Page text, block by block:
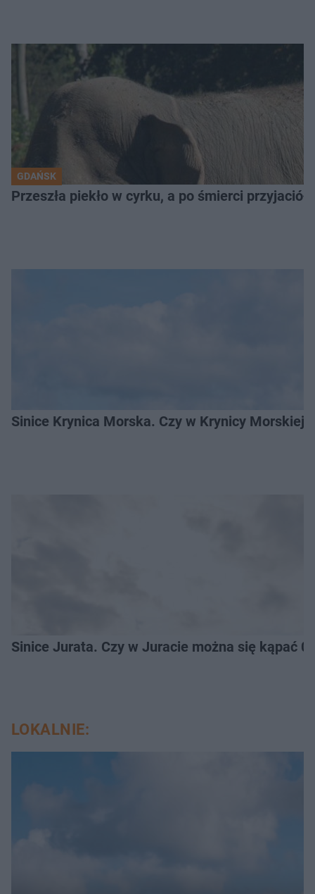
GDAŃSK
Przeszła piekło w cyrku, a po śmierci
Sinice Krynica Morska. Czy w Krynicy Morskiej
Sinice Jurata. Czy w Juracie można się kąpać
LOKALNIE: